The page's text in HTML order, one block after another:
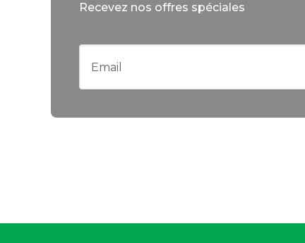
Recevez nos offres spéciales